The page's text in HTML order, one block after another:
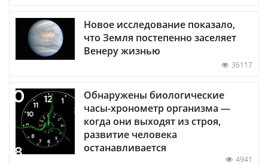
Новое исследование показало,
что Земля постепенно заселяет
Венеру жизнью
36117
Обнаружены биологические
часы-хронометр организма —
когда они выходят из строя,
развитие человека
останавливается
4941